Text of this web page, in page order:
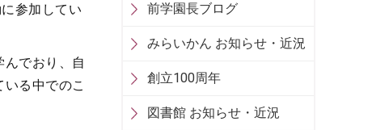
参加してい
でおり、自
る中でのこ
前学園長ブログ
みらいかん お知らせ・近況
創立100周年
図書館 お知らせ・近況